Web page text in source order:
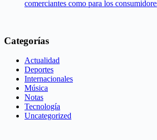
comerciantes como para los
Categorías
Actualidad
Deportes
Internacionales
Música
Notas
Tecnología
Uncategorized